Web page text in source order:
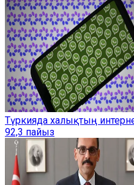
Түркияда халықтың
92,3 пайыз